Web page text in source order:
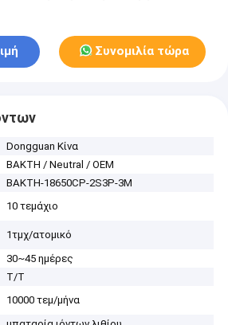
Συνομιλία τώρα
Dongguan Κίνα
BAKTH / Neutral / OEM
BAKTH-18650CP-2S3P-3M
10 τεμάχιο
1τμχ/ατομικό
30~45 ημέρες
T/T
10000 τεμ/μήνα